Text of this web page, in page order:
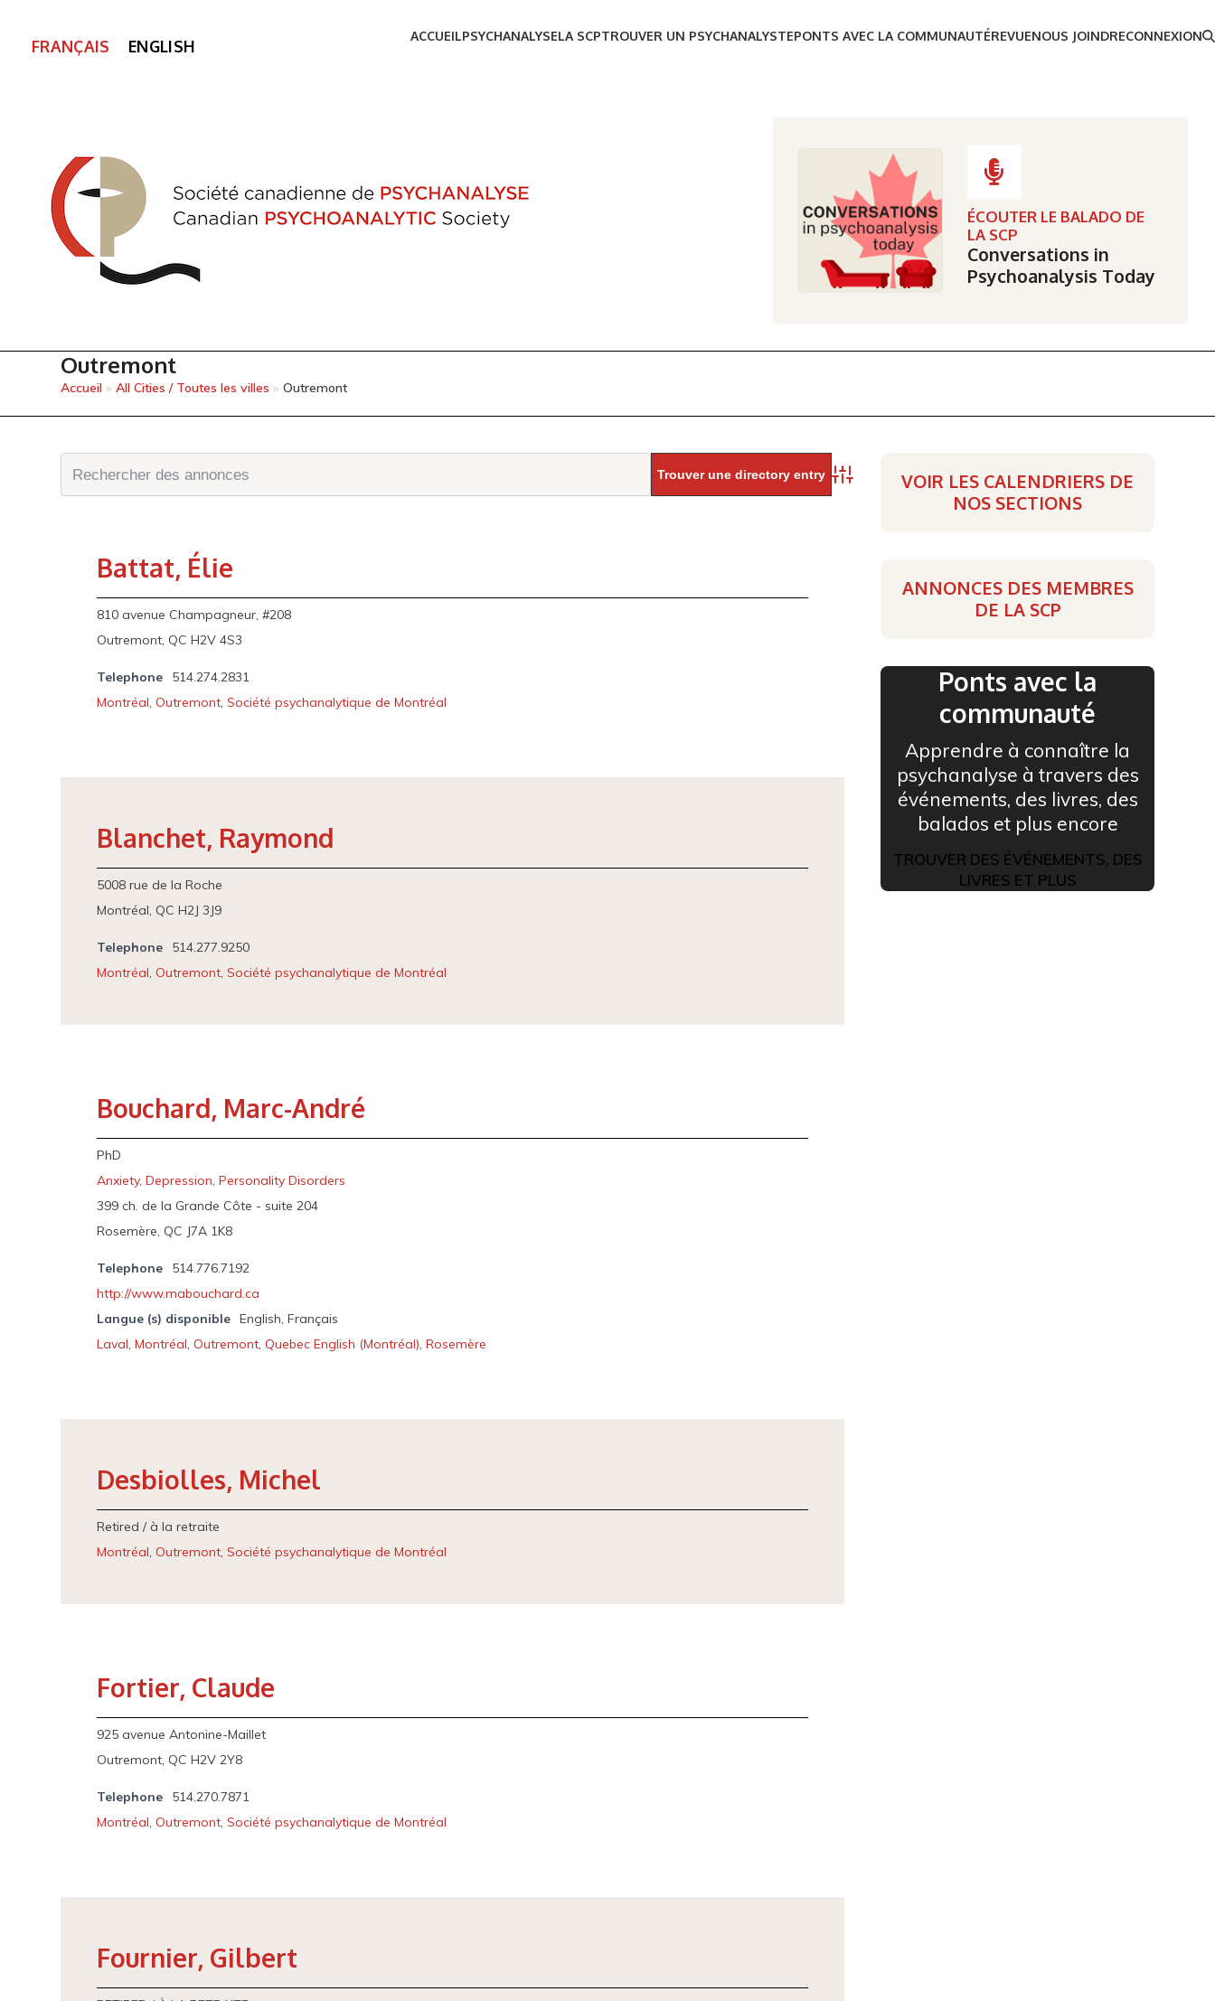
ACCUEILPSYCHANALYSELA SCPTROUVER UN PSYCHANALYSTEPONTS AVEC LA COMMUNAUTÉREVUENOUS JOINDRECONNEXION
FRANÇAIS ENGLISH
ÉCOUTER LE BALADO DE
LA SCP
Conversations in
Psychoanalysis Today
Outremont
Accueil »All Cities / Toutes les villes »Outremont
Advanced Search
Battat, Élie
810 avenue Champagneur, #208
Outremont, QC H2V 4S3
Telephone
514.274.2831
Montréal,Outremont,Société psychanalytique de Montréal
Blanchet, Raymond
5008 rue de la Roche
Montréal, QC H2J 3J9
Telephone
514.277.9250
Montréal, Outremont,Société psychanalytique de Montréal
Bouchard, Marc-André
PhD
Anxiety,Depression,Personality Disorders
399 ch. de la Grande Côte - suite 204
Rosemère, QC J7A 1K8
Telephone
514.776.7192
http://www.mabouchard.ca
Langue (s) disponible English, Français
Laval,Montréal,Outremont,Quebec English (Montréal),Rosemère
Desbiolles, Michel
Retired / à la retraite
Montréal, Outremont,Société psychanalytique de Montréal
Fortier, Claude
925 avenue Antonine-Maillet
Outremont, QC H2V 2Y8
Telephone
514.270.7871
Montréal,Outremont,Société psychanalytique de Montréal
Fournier, Gilbert
VOIR LES CALENDRIERS DE
NOS SECTIONS
ANNONCES DES MEMBRES
DE LA SCP
Ponts avec la
communauté
Apprendre à connaître la
psychanalyse à travers des
événements, des livres, des
balados et plus encore
TROUVER DES ÉVÉNEMENTS, DES
LIVRES ET PLUS